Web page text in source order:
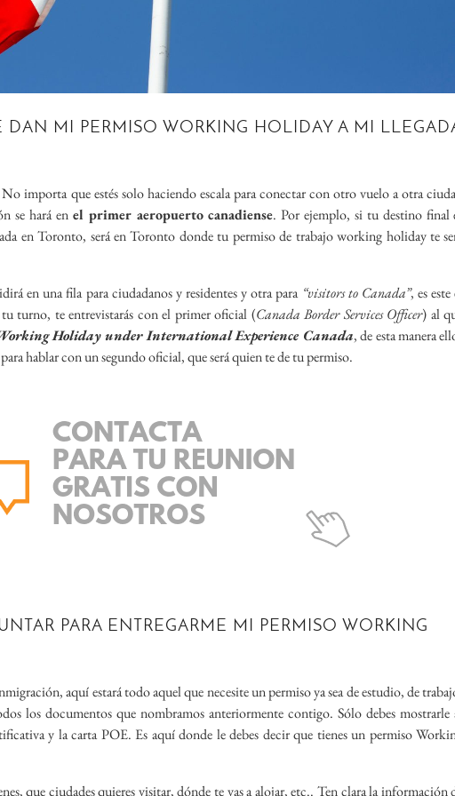
MI PERMISO WORKING HOLIDAY A MI
importa que estés solo haciendo escala para conectar con otro vuelo a otra
se hará en el primer aeropuerto canadiense. Por ejemplo, si tu destino final
en Toronto, será en Toronto donde tu permiso de trabajo working holiday te
en una fila para ciudadanos y residentes y otra para “visitors to Canada”, es este
turno, te entrevistarás con el primer oficial (Canada Border Services Officer) al
Holiday under International Experience Canada, de esta manera
hablar con un segundo oficial, que será quien te de tu permiso.
PARA ENTREGARME MI PERMISO WORKING
aquí estará todo aquel que necesite un permiso ya sea de estudio, de
los documentos que nombramos anteriormente contigo. Sólo debes mostrarle
y la carta POE. Es aquí donde le debes decir que tienes un permiso
que ciudades quieres visitar, dónde te vas a alojar, etc.. Ten clara la información